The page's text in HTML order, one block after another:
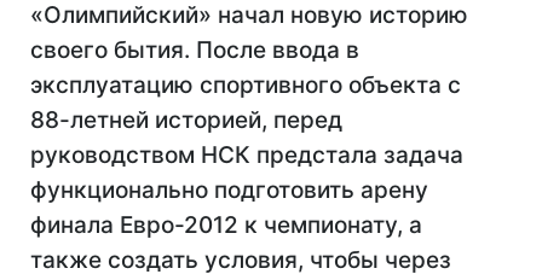
«Олимпийский» начал новую историю
своего бытия. После ввода в
эксплуатацию спортивного объекта с
88-летней историей, перед
руководством НСК предстала задача
функционально подготовить арену
финала Евро-2012 к чемпионату, а
также создать условия, чтобы через